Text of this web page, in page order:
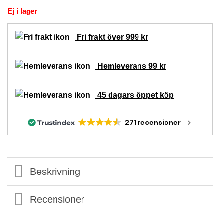
Ej i lager
Fri frakt över 999 kr
Hemleverans 99 kr
45 dagars öppet köp
271 recensioner
Beskrivning
Recensioner